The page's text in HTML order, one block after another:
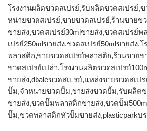
โรงงานผลิตขวดสเปรย์,รับผลิตขวดสเปรย์,ข
หน่ายขวดสเปรย์,ขายขวดสเปรย์,ร้านขายข
ขายส่ง,ขวดสเปรย์30mlขายส่ง,ขวดสเปรย์
เปรย์250mlขายส่ง,ขวดสเปรย์50mlขายส่ง,
พลาสติก,ขายขวดสเปรย์พลาสติก,ร้านขายข
ขวดสเปรย์เปล่า,โรงงานผลิตขวดสเปรย์
ขายส่ง,dbaleขวดสเปรย์,แหล่งขายขวดสเป
ปั๊ม,จำหน่ายขวดปั๊ม,ขายส่งขวดปั๊ม,รับผลิต
ขายส่ง,ขวดปั๊มพลาสติกขายส่ง,ขวดปั้ม
ปั๊ม,ขวดพลาสติกหัวปั๊มขายส่ง,plasticpark